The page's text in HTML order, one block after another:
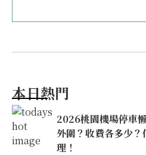
本日熱門
2026桃園機場停車
外圍？收費各多少
理！